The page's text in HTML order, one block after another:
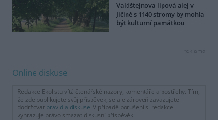
Valdštejnova lipová alej v
Jičíně s 1140 stromy by mohla
být kulturní památkou
reklama
Online diskuse
Redakce Ekolistu vítá čtenářské názory, komentáře a postřehy. Tím,
že zde publikujete svůj příspěvek, se ale zároveň zavazujete
dodržovat pravidla diskuse. V případě porušení si redakce
vyhrazuje právo smazat diskusní příspěvěk